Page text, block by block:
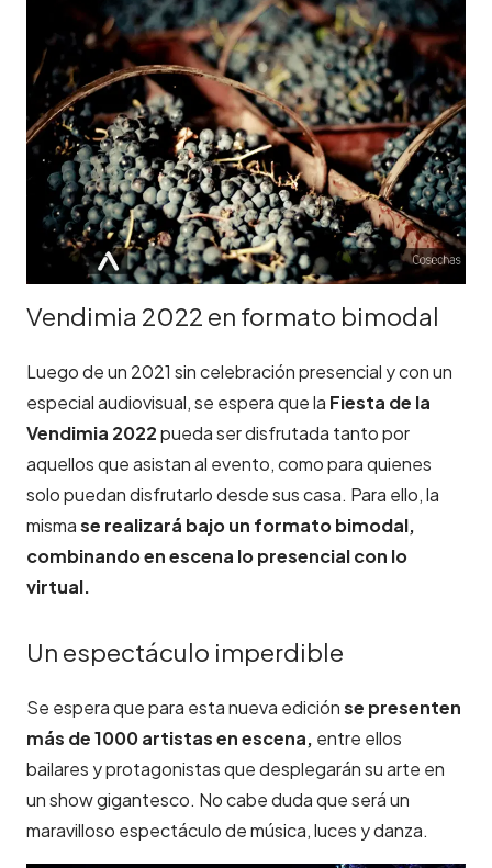
Vendimia 2022 en formato bimodal
Luego de un 2021 sin celebración presencial y con un
especial audiovisual, se espera que la Fiesta de la
Vendimia 2022pueda ser disfrutada tanto por
aquellos que asistan al evento, como para quienes
solo puedan disfrutarlo desde sus casa. Para ello, la
mismase realizará bajo un formato bimodal,
combinando en escena lo presencial con lo
virtual.
Un espectáculo imperdible
Se espera que para esta nueva ediciónse presenten
más de 1000 artistas en escena, entre ellos
bailares y protagonistas que desplegarán su arte en
un show gigantesco. No cabe duda que será un
maravilloso espectáculo de música, luces y danza.